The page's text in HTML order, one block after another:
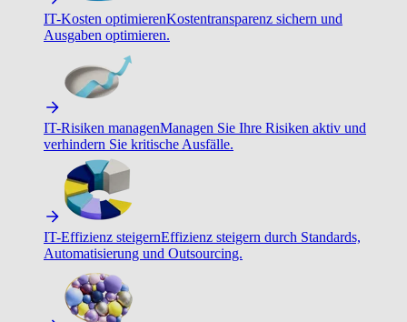
IT-Kosten optimierenKostentransparenz sichern und
Ausgaben optimieren.
IT-Risiken managenManagen Sie Ihre Risiken aktiv und
verhindern Sie kritische Ausfälle.
IT-Effizienz steigernEffizienz steigern durch Standards,
Automatisierung und Outsourcing.